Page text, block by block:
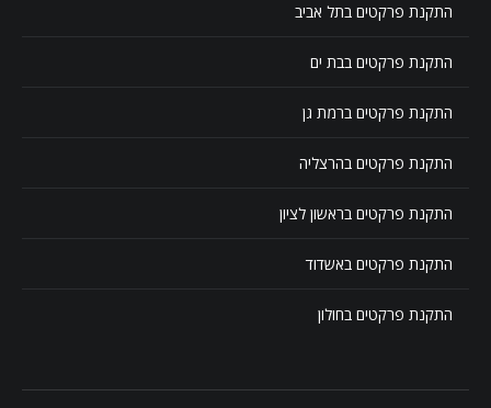
התקנת פרקטים בתל אביב
התקנת פרקטים בבת ים
התקנת פרקטים ברמת גן
התקנת פרקטים בהרצליה
התקנת פרקטים בראשון לציון
התקנת פרקטים באשדוד
התקנת פרקטים בחולון